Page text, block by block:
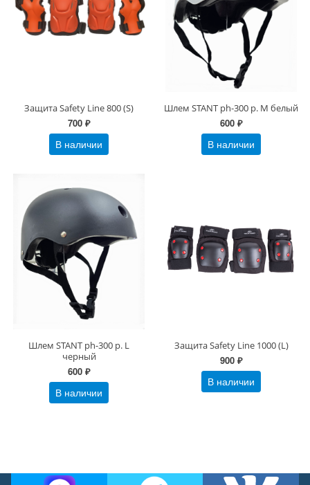
Защита Safety Line 800 (S)
700 ₽
В наличии
Шлем STANT ph-300 р. M белый
600 ₽
В наличии
Шлем STANT ph-300 р. L
черный
600 ₽
В наличии
Защита Safety Line 1000 (L)
900 ₽
В наличии